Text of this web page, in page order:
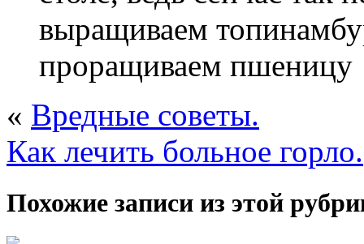
выращиваем
проращиваем пшеницу
« Вредные советы.
Как лечить больное горло.
Похожие записи из этой